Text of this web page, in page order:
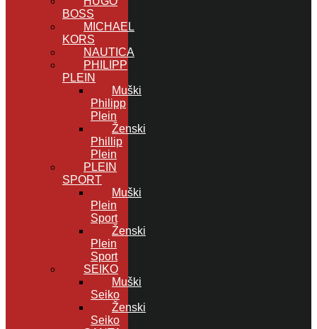
BOSS
MICHAEL
KORS
NAUTICA
PHILIPP
PLEIN
Muški
Philipp
Plein
Ženski
Phillip
Plein
PLEIN
SPORT
Muški
Plein
Sport
Ženski
Plein
Sport
SEIKO
Muški
Seiko
Ženski
Seiko